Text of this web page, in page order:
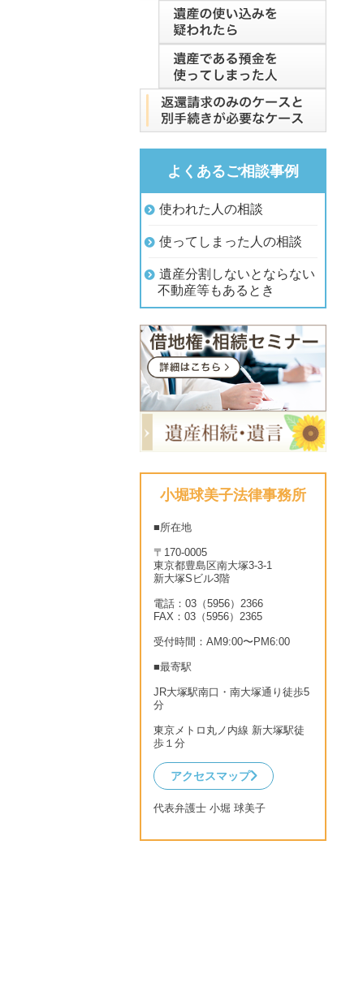
よくあるご相談事例
使われた人の相談
使ってしまった人の相談
遺産分割しないとならない
不動産等もあるとき
小堀球美子法律事務所
■所在地
〒170-0005
東京都豊島区南大塚3-3-1
新大塚Sビル3階
電話：03（5956）2366
FAX：03（5956）2365
受付時間：AM9:00〜PM6:00
■最寄駅
JR大塚駅南口・南大塚通り徒歩5
分
東京メトロ丸ノ内線 新大塚駅徒
歩１分
アクセスマップ
代表弁護士 小堀 球美子